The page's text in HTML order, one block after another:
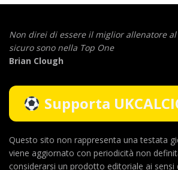
Non direi di essere il miglior allenatore al
sicuro sono nella Top One
Brian Clough
Supporta
Questo sito non rappresenta una testata
viene aggiornato con periodicità non
considerarsi un prodotto editoriale ai sensi